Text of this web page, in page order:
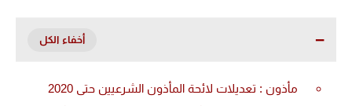
مأذون : تعديلات لائحة المأذون الشرعيين حتى 2020